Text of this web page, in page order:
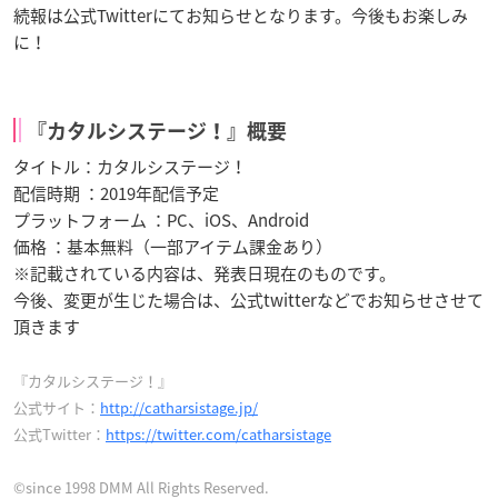
続報は公式Twitterにてお知らせとなります。今後もお楽しみ
に！
『カタルシステージ！』概要
タイトル：カタルシステージ！
配信時期 ：2019年配信予定
プラットフォーム ：PC、iOS、Android
価格 ：基本無料（一部アイテム課金あり）
※記載されている内容は、発表日現在のものです。
今後、変更が生じた場合は、公式twitterなどでお知らせさせて
頂きます
『カタルシステージ！』
公式サイト： http://catharsistage.jp/
公式Twitter： https://twitter.com/catharsistage
©since 1998 DMM All Rights Reserved.